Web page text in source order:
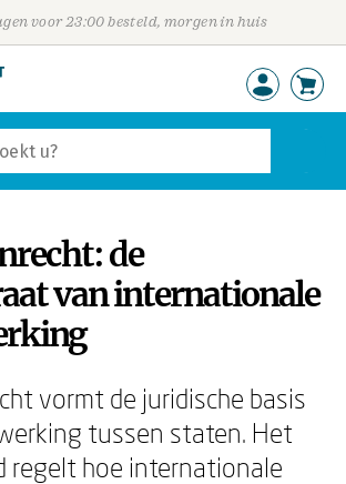
voor 23:00 besteld, morgen in huis
de
van internationale
vormt de juridische basis
tussen staten. Het
regelt hoe internationale